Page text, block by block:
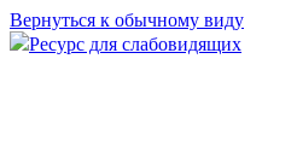
Вернуться к обычному виду
Ресурс для слабовидящих